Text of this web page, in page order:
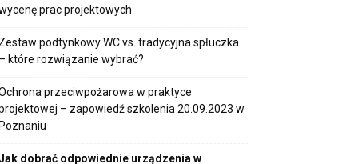
prac projektowych
Zestaw podtynkowy WC vs. tradycyjna spłuczka
– które rozwiązanie wybrać?
przeciwpożarowa w praktyce
– zapowiedź szkolenia 20.09.2023 w
Poznaniu
dobrać odpowiednie urządzenia w